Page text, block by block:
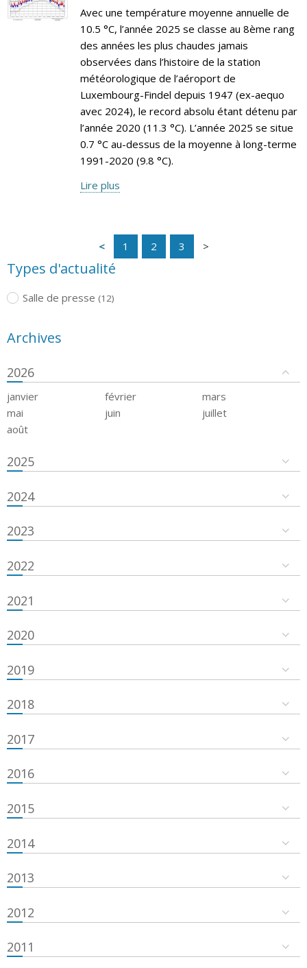
Avec une température moyenne annuelle de
10.5 °C, l’année 2025 se classe au 8ème rang
des années les plus chaudes jamais
observées dans l’histoire de la station
météorologique de l’aéroport de
Luxembourg-Findel depuis 1947 (ex-aequo
avec 2024), le record absolu étant détenu par
l’année 2020 (11.3 °C). L’année 2025 se situe
0.7 °C au-dessus de la moyenne à long-terme
1991-2020 (9.8 °C).
Lire plus
1 2 3
Types d'actualité
Salle de presse (12)
Archives
2026
janvier février
mars
mai
juin
juillet
août
2025
2024
2023
2022
2021
2020
2019
2018
2017
2016
2015
2014
2013
2012
2011